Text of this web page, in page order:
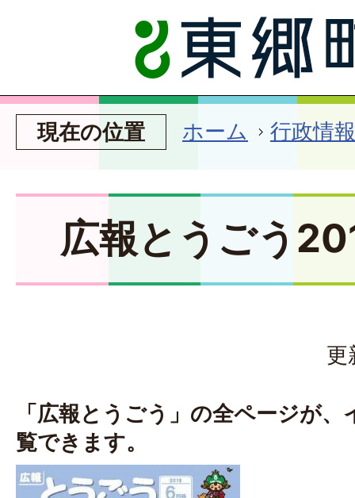
現在の位置 ホーム 行政情報
広報とうごう
更
「広報とうごう」の全ページが
覧できます。